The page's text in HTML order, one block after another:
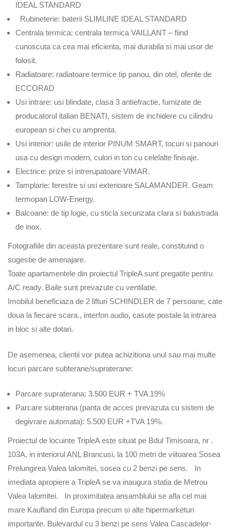
IDEAL STANDARD
Rubineterie: baterii SLIMLINE IDEAL STANDARD
Centrala termica: centrala termica VAILLANT – fiind
cunoscuta ca cea mai eficienta, mai durabila si mai usor de
folosit.
Radiatoare: radiatoare termice tip panou, din otel, oferite de
ECCORAD
Usi intrare: usi blindate, clasa 3 antiefractie, furnizate de
producatorul italian BENATI, sistem de inchidere cu cilindru
european si chei cu amprenta.
Usi interior: usile de interior PINUM SMART, tocuri si panouri
usa cu design modern, culori in ton cu celelalte finisaje.
Electrice: prize si intrerupatoare VIMAR.
Tamplarie: ferestre si usi exterioare SALAMANDER. Geam
termopan LOW-Energy.
Balcoane: de tip logie, cu sticla securizata clara si balustrada
de inox.
Fotografiile din aceasta prezentare sunt reale, constituind o
sugestie de amenajare.
Toate apartamentele din proiectul TripleA sunt pregatite pentru
A/C ready. Baile sunt prevazute cu ventilatie.
Imobilul beneficiaza de 2 lifturi SCHINDLER de 7 persoane, cate
doua la fiecare scara., interfon audio, casute postale la intrarea
in bloc si alte dotari.
De asemenea, clientii vor putea achizitiona unul sau mai multe
locuri parcare subterane/supraterane:
Parcare supraterana: 3.500 EUR + TVA 19%
Parcare subterana (panta de acces prevazuta cu sistem de
degivrare automata): 5.500 EUR +TVA 19%.
Proiectul de locuinte TripleA este situat pe Bdul Timisoara, nr .
103A, in interiorul ANL Brancusi, la 100 metri de viitoarea Sosea
Prelungirea Valea Ialomitei, sosea cu 2 benzi pe sens. In
imediata apropiere a TripleA se va inaugura statia de Metrou
Valea Ialomitei. In proximitatea ansamblului se afla cel mai
mare Kaufland din Europa precum si alte hipermarketuri
importante. Bulevardul cu 3 benzi pe sens Valea Cascadelor-